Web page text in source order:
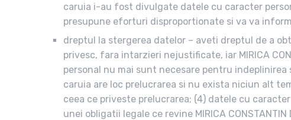
caruia i-au fost divulgate datele cu caracter
presupune eforturi disproportionate si va va
dreptul la stergerea datelor – aveti dreptul de a
privesc, fara intarzieri nejustificate, iar MIRICA
personal nu mai sunt necesare pentru
caruia are loc prelucrarea si nu exista niciun alt
ceea ce priveste prelucrarea; (4) datele cu
unei obligatii legale ce revine MIRICA